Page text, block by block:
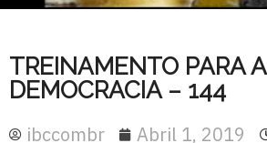
TREINAMENTO PARA A
DEMOCRACIA – 144
ibccombr Abril 1, 2019